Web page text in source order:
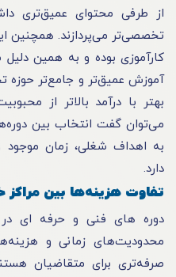
از طرفی محتوای عمیق‌تری
تخصصی‌تر می‌پردازند. همچنین
کارآموزی بوده و به همین دلیل
آموزش عمیق‌تر و جامع‌تر
بهتر با درآمد بالاتر از
می‌توان گفت انتخاب بین
به اهداف شغلی، زمان موجود
دارد.
تفاوت هزینه‌ها بین
دوره های فنی و حرفه ای در
محدودیت‌های زمانی و
صرفه‌تری برای متقاضیان